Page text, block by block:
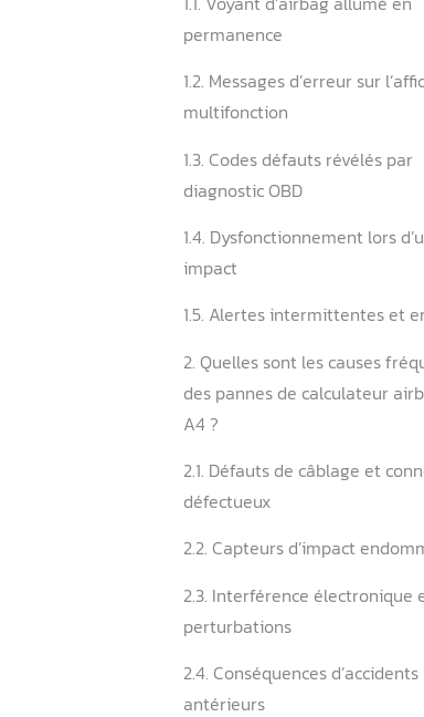
1. Quels sont les
calculateurs airbag
1.1. Voyant d’airbag
permanence
1.2. Messages
1.3. Codes défauts
diagnostic OBD
1.4.
impact
1.5. Alertes
2. Quelles sont les
des pannes de
A4 ?